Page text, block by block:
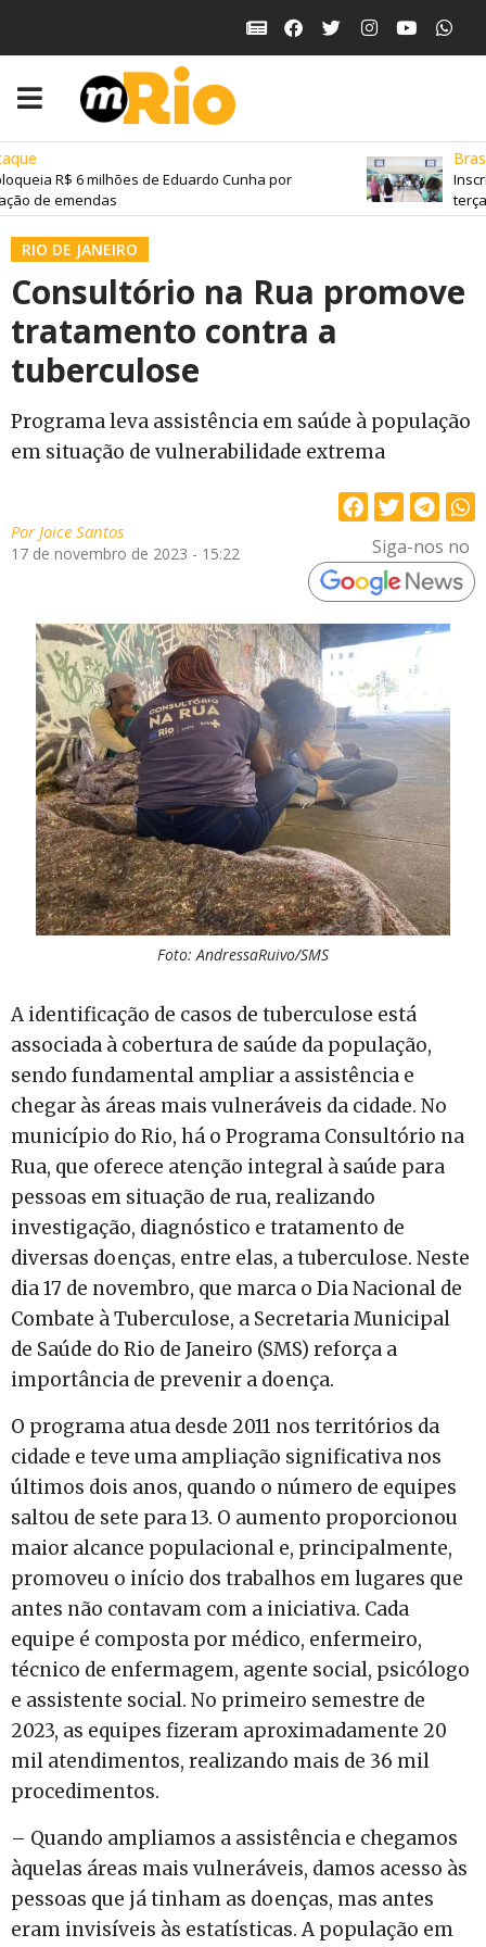
R$ 6 milhões de Eduardo Cunha por
de emendas
Brasil
terça-
RIO DE JANEIRO
Consultório na Rua promove
tratamento contra a
tuberculose
Programa leva assistência em saúde à população
em situação de vulnerabilidade extrema
PorJoice Santos
17 de novembro de 2023 - 15:22 Siga-nos no
Foto: AndressaRuivo/SMS
A identificação de casos de tuberculose está
associada à cobertura de saúde da população,
sendo fundamental ampliar a assistência e
chegar às áreas mais vulneráveis da cidade. No
município do Rio, há o Programa Consultório na
Rua, que oferece atenção integral à saúde para
pessoas em situação de rua, realizando
investigação, diagnóstico e tratamento de
diversas doenças, entre elas, a tuberculose. Neste
dia 17 de novembro, que marca o Dia Nacional de
Combate à Tuberculose, a Secretaria Municipal
de Saúde do Rio de Janeiro (SMS) reforça a
importância de prevenir a doença.
O programa atua desde 2011 nos territórios da
cidade e teve uma ampliação significativa nos
últimos dois anos, quando o número de equipes
saltou de sete para 13. O aumento proporcionou
maior alcance populacional e, principalmente,
promoveu o início dos trabalhos em lugares que
antes não contavam com a iniciativa. Cada
equipe é composta por médico, enfermeiro,
técnico de enfermagem, agente social, psicólogo
e assistente social. No primeiro semestre de
2023, as equipes fizeram aproximadamente 20
mil atendimentos, realizando mais de 36 mil
procedimentos.
– Quando ampliamos a assistência e chegamos
àquelas áreas mais vulneráveis, damos acesso às
pessoas que já tinham as doenças, mas antes
eram invisíveis às estatísticas. A população em